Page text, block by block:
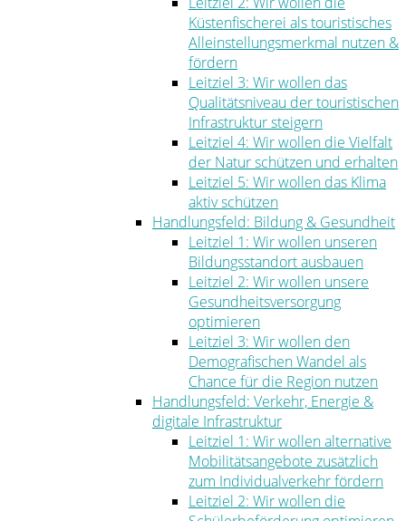
Küstenfischerei als touristisches
Alleinstellungsmerkmal nutzen &
fördern
Leitziel 3: Wir wollen das
Qualitätsniveau der touristischen
Infrastruktur steigern
Leitziel 4: Wir wollen die Vielfalt
der Natur schützen und erhalten
Leitziel 5: Wir wollen das Klima
aktiv schützen
Handlungsfeld: Bildung & Gesundheit
Leitziel 1: Wir wollen unseren
Bildungsstandort ausbauen
Leitziel 2: Wir wollen unsere
Gesundheitsversorgung
optimieren
Leitziel 3: Wir wollen den
Demografischen Wandel als
Chance für die Region nutzen
Handlungsfeld: Verkehr, Energie &
digitale Infrastruktur
Leitziel 1: Wir wollen alternative
Mobilitätsangebote zusätzlich
zum Individualverkehr fördern
Leitziel 2: Wir wollen die